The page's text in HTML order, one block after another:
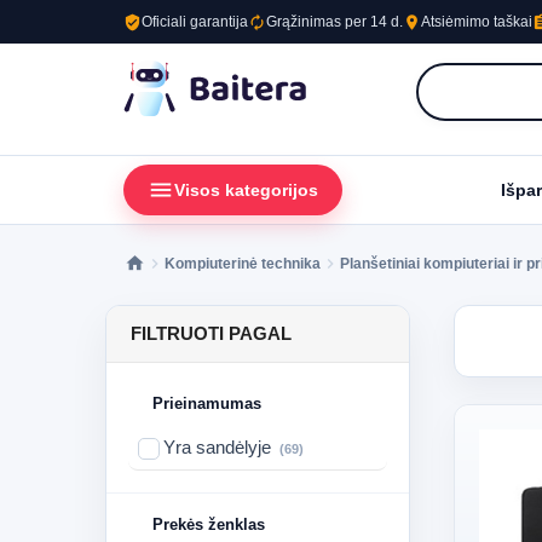
verified_userOficiali garantijaautorenewGrąžinimas per 14 d. place Atsiėmimo taškai
menuVisos kategorijos
Kompiuterinė technika Planšetiniai kompiuteriai ir
FILTRUOTI PAGAL
Prieinamumas
Yra sandėlyje (69)
Prekės ženklas